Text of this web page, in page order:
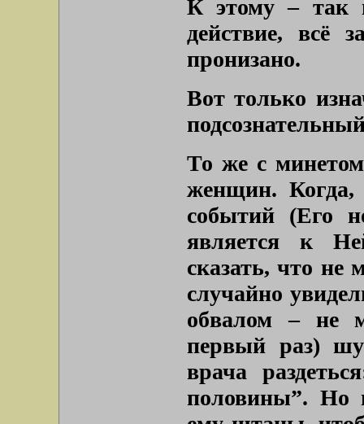
К этому – так
действие, всё
пронизано.
Вот только
То же с
женщин. Когда,
событий (Его
является к
сказать, что не
случайно
обвалом – не
первый раз)
врача
половины”. Но